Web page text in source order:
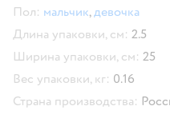
Пол: мальчик,девочка
Длина упаковки, см: 2.5
Ширина упаковки, см: 25
Вес упаковки, кг: 0.16
Страна производства: